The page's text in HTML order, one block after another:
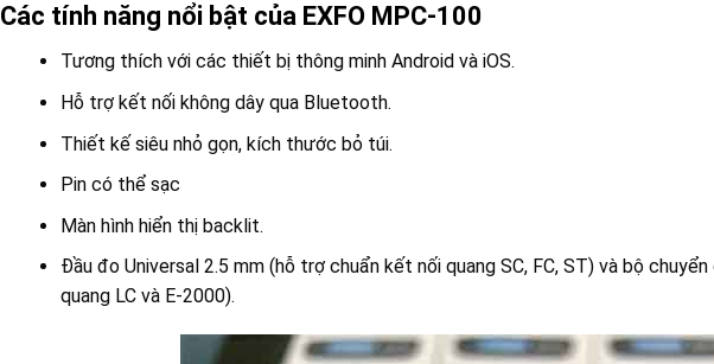
Các tính năng nổi bật của EXFO MPC-100
Tương thích với các thiết bị thông minh Android và iOS.
Hỗ trợ kết nối không dây qua Bluetooth.
Thiết kế siêu nhỏ gọn, kích thước bỏ túi.
Pin có thể sạc
Màn hình hiển thị backlit.
Đầu đo Universal 2.5 mm (hỗ trợ chuẩn kết nối quang SC, FC, ST) và bộ
quang LC và E-2000).